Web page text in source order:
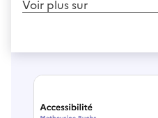
Voir plus sur